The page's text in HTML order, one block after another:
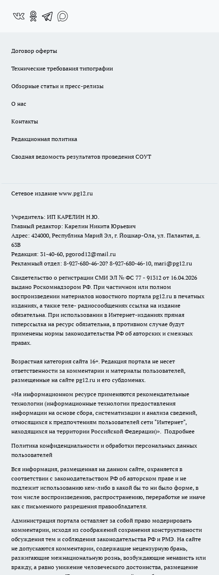
Договор оферты
Технические требования типографии
Обзорные статьи и пресс-релизы
О нас
Контакты
Редакционная политика
Сводная ведомость результатов проведения СОУТ
Сетевое издание www.pg12.ru
Учредитель: ИП КАРЕЛИН Н.Ю.
Главный редактор: Карелин Никита Юрьевич
Адрес: 424000, Республика Марий Эл, г. Йошкар-Ола, ул. Палантая, д.
63В
Редакция: 31-40-60, pgorod12@mail.ru
Рекламный отдел: 8-927-680-46-20? 8-927-680-46-10, mari@pg12.ru
Свидетельство о регистрации СМИ ЭЛ № ФС 77 - 91312 от 16.04.2026
выдано Роскомнадзором РФ. При частичном или полном
воспроизведении материалов новостного портала pg12.ru в печатных
изданиях, а также теле- радиосообщениях ссылка на издание
обязательна. При использовании в Интернет-изданиях прямая
гиперссылка на ресурс обязательна, в противном случае будут
применены нормы законодательства РФ об авторских и смежных
правах.
Возрастная категория сайта 16+. Редакция портала не несет
ответственности за комментарии и материалы пользователей,
размещенные на сайте pg12.ru и его субдоменах.
«На информационном ресурсе применяются рекомендательные
технологии (информационные технологии предоставления
информации на основе сбора, систематизации и анализа сведений,
относящихся к предпочтениям пользователей сети "Интернет",
находящихся на территории Российской Федерации)». Подробнее
Политика конфиденциальности и обработки персональных данных
пользователей
Вся информация, размещенная на данном сайте, охраняется в
соответствии с законодательством РФ об авторском праве и не
подлежит использованию кем-либо в какой бы то ни было форме, в
том числе воспроизведению, распространению, переработке не иначе
как с письменного разрешения правообладателя.
Администрация портала оставляет за собой право модерировать
комментарии, исходя из соображений сохранения конструктивности
обсуждения тем и соблюдения законодательства РФ и РМЭ. На сайте
не допускаются комментарии, содержащие нецензурную брань,
разжигающие межнациональную рознь, возбуждающие ненависть или
вражду, а равно унижение человеческого достоинства, размещение